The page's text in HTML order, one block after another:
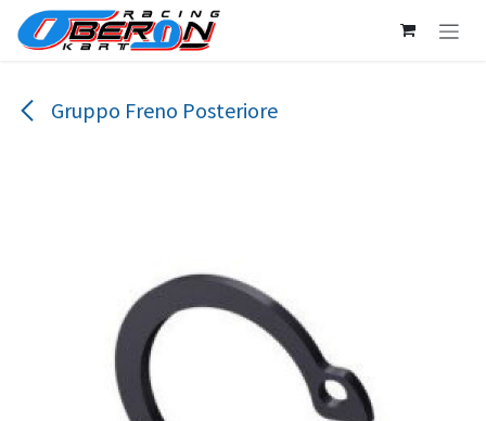
Passa al contenuto
Gruppo Freno Posteriore